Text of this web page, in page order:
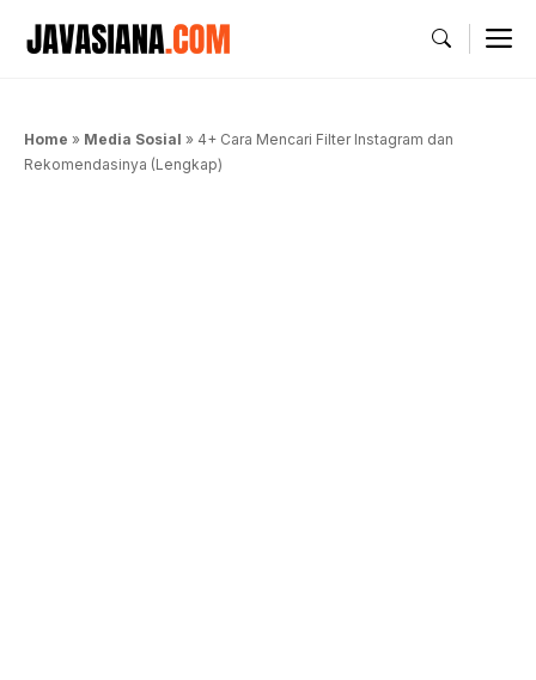
Home » Media Sosial » 4+ Cara Mencari Filter Instagram dan
Rekomendasinya (Lengkap)